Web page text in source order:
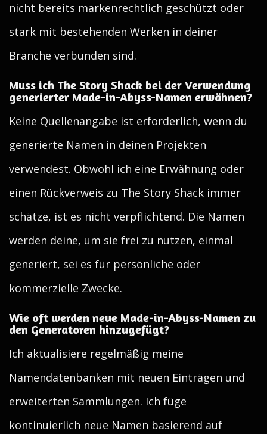
nicht bereits markenrechtlich geschützt oder
stark mit bestehenden Werken in deiner
Branche verbunden sind.
Muss ich The Story Shack bei der Verwendung
generierter Made-in-Abyss-Namen erwähnen?
Keine Quellenangabe ist erforderlich, wenn du
generierte Namen in deinen Projekten
verwendest. Obwohl ich eine Erwähnung oder
einen Rückverweis zu The Story Shack immer
schätze, ist es nicht verpflichtend. Die Namen
werden deine, um sie frei zu nutzen, einmal
generiert, sei es für persönliche oder
kommerzielle Zwecke.
Wie oft werden neue Made-in-Abyss-Namen zu
den Generatoren hinzugefügt?
Ich aktualisiere regelmäßig meine
Namendatenbanken mit neuen Einträgen und
erweiterten Sammlungen. Ich füge
kontinuierlich neue Namen basierend auf